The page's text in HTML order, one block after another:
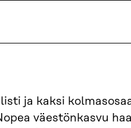
ja kaksi
väestönkasvu